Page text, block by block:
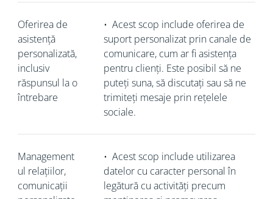
Oferirea de
asistență
personalizată,
inclusiv
răspunsul la o
întrebare
• Acest scop include oferirea de
suport personalizat prin canale de
comunicare, cum ar fi asistența
pentru clienți. Este posibil să ne
puteți suna, să discutați sau să ne
trimiteți mesaje prin rețelele
sociale.
Management
ul relațiilor,
comunicații
• Acest scop include utilizarea
datelor cu caracter personal în
legătură cu activități precum